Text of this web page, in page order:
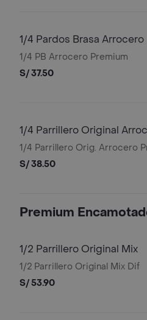
1/4 Pardos Brasa Arrocero
1/4 PB Arrocero Premium
S/ 37.50
1/4 Parrillero Original
1/4 Parrillero Orig. Arrocero
S/ 38.50
Premium
1/2 Parrillero Original Mix
1/2 Parrillero Original Mix Dif
S/ 53.90